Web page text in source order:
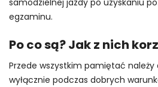
egzaminu.
Po co są? Jak z nich
Przede wszystkim pamiętać
wyłącznie podczas dobrych